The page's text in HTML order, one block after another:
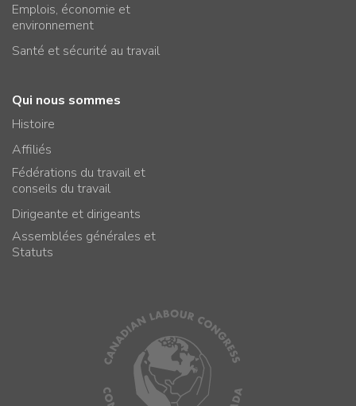
Emplois, économie et
environnement
Santé et sécurité au travail
Qui nous sommes
Histoire
Affiliés
Fédérations du travail et
conseils du travail
Dirigeante et dirigeants
Assemblées générales et
Statuts